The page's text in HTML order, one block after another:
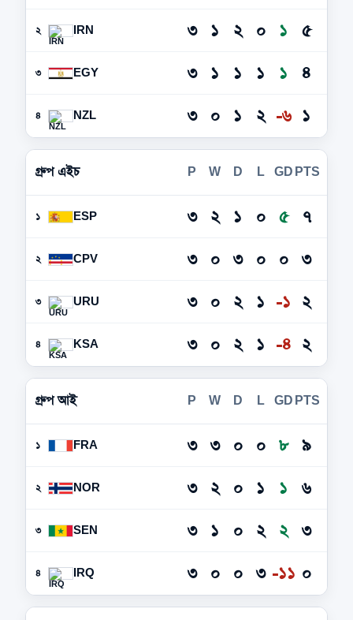
২ IRN ৩ ১ ২ ০ ১ ৫
৩ EGY ৩ ১ ১ ১ ১ ৪
৪ NZL ৩ ০ ১ ২ -৬ ১
গ্রুপ এইচ P W D L GD PTS
১ ESP ৩ ২ ১ ০ ৫ ৭
২ CPV ৩ ০ ৩ ০ ০ ৩
৩ URU ৩ ০ ২ ১ -১ ২
৪ KSA ৩ ০ ২ ১ -৪ ২
গ্রুপ আই P W D L GD PTS
১ FRA ৩ ৩ ০ ০ ৮ ৯
২ NOR ৩ ২ ০ ১ ১ ৬
৩ SEN ৩ ১ ০ ২ ২ ৩
৪ IRQ ৩ ০ ০ ৩ -১১ ০